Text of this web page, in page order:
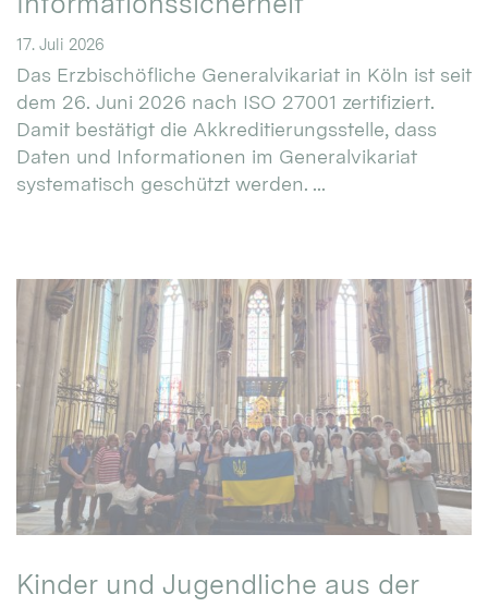
17. Juli 2026
Das Erzbischöfliche Generalvikariat in Köln ist seit
dem 26. Juni 2026 nach ISO 27001 zertifiziert.
Damit bestätigt die Akkreditierungsstelle, dass
Daten und Informationen im Generalvikariat
systematisch geschützt werden. ...
Kinder und Jugendliche aus der